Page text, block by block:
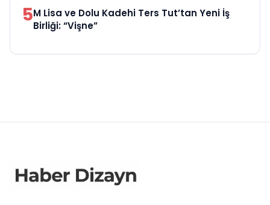
5M Lisa ve Dolu Kadehi Ters Tut’tan Yeni İş
Birliği: “Vişne”